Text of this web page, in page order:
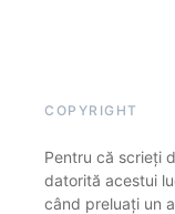
COPYRIGHT
Pentru că scrieți
datorită acestui
când preluați un